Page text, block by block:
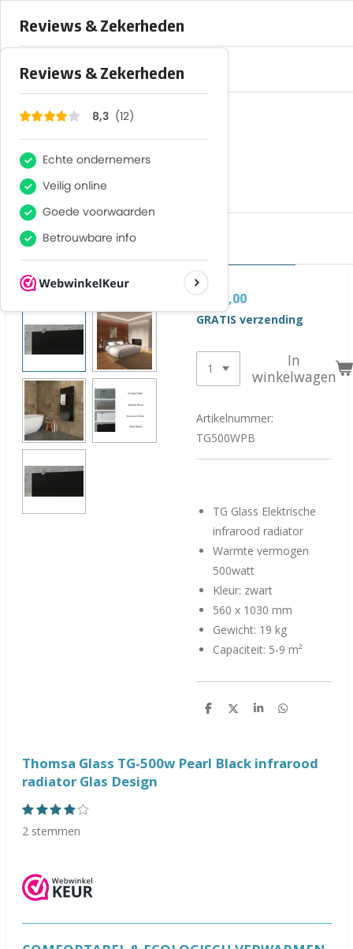
8,3
Heerlijkverwarmen.nl
F-gassen BRL-100 gecertificeerd
infrarood glas
€ 780,00
GRATIS verzending
In
winkelwagen
Artikelnummer:
TG500WPB
TG Glass Elektrische
infrarood radiator
Warmte vermogen
500watt
Kleur: zwart
560 x 1030 mm
Gewicht: 19 kg
Capaciteit: 5-9 m²
D
n
D
S
e
D
Thomsa Glass TG-500w Pearl Black infrarood
radiator Glas Design
R
a
n
:
1
s
t
2
s
t
r
e
n
3
s
t
e
n
4
s
t
e
n
5
s
t
e
n
S
e
n
2 stemmen